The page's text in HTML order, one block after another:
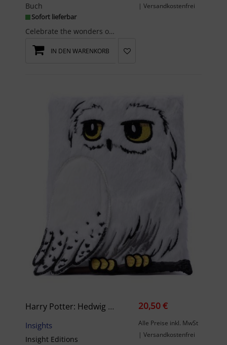
Buch
Sofort lieferbar
Celebrate the wonders of the Wizarding World™ with this deluxe plush Monster Book of Monsters™ jo...
| Versandkostenfrei
IN DEN WARENKORB
Harry Potter: Hedwig Plush Journal
Insights
Insight Editions
20,50 €
Alle Preise inkl. MwSt
| Versandkostenfrei